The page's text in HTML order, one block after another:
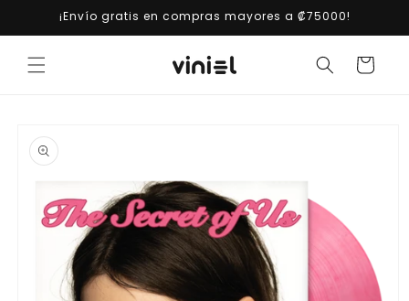
directamente
al contenido
¡Envío gratis en compras mayores a ₡75000!
Carrito
información